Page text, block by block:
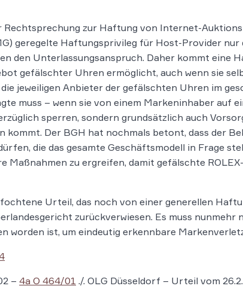
zur Haftung von Internet-
geregelte Haftungsprivileg für Host-Provider
den Unterlassungsanspruch. Daher kommt eine
gefälschter Uhren ermöglicht, auch wenn sie
jeweiligen Anbieter der gefälschten Uhren im
muss – wenn sie von einem Markeninhaber auf
sperren, sondern grundsätzlich auch
Der BGH hat nochmals betont, dass der
die das gesamte Geschäftsmodell in Frage
Maßnahmen zu ergreifen, damit gefälschte
Urteil, das noch von einer generellen
zurückverwiesen. Es muss
worden ist, um eindeutig erkennbare
– 4a O 464/01 ./. OLG Düsseldorf – Urteil vom